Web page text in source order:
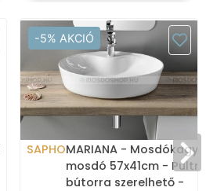
-5% AKCIÓ
SAPHOMARIANA - Mosdókagyló,
mosdó 57x41cm - Pultra,
bútorra szerelhető -